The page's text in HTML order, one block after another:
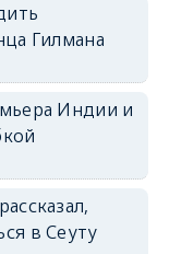
Гилмана
Индии и
в Сеуту